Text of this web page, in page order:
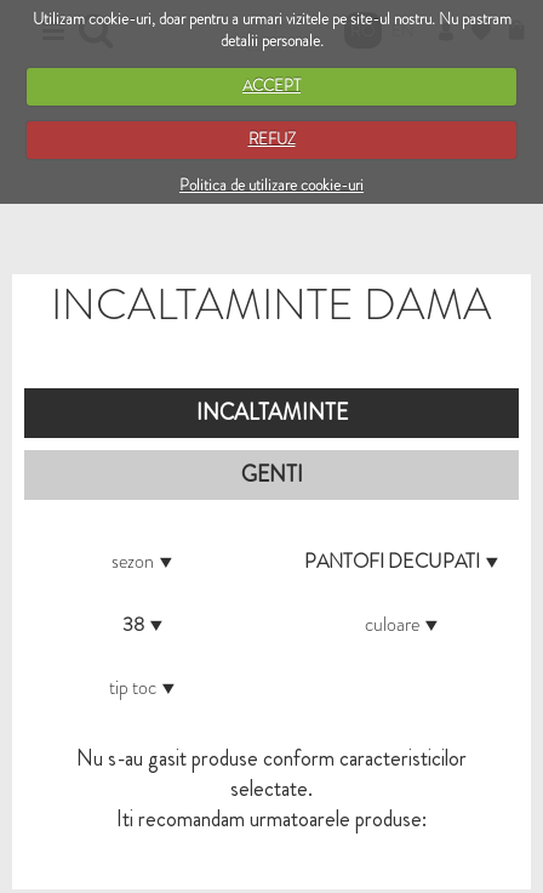
Utilizam cookie-uri, doar pentru a urmari vizitele pe site-ul nostru. Nu pastram
detalii personale.
ACCEPT
REFUZ
Politica de utilizare cookie-uri
RO EN
INCALTAMINTE DAMA
INCALTAMINTE
GENTI
sezon PANTOFI DECUPATI
38 culoare
tip toc
Nu s-au gasit produse conform caracteristicilor
selectate.
Iti recomandam urmatoarele produse: